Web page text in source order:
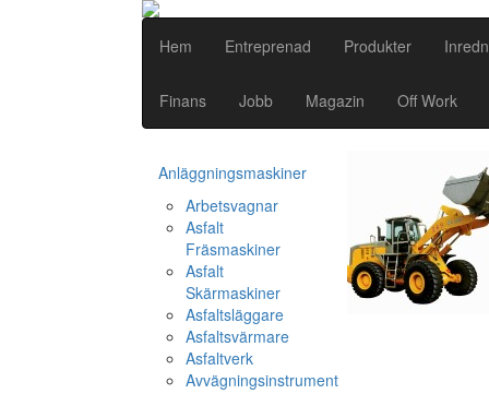
Hem Entreprenad Produkter
Finans Jobb Magazin Off Work
Anläggningsmaskiner
Arbetsvagnar
Asfalt
Fräsmaskiner
Asfalt
Skärmaskiner
Asfaltsläggare
Asfaltsvärmare
Asfaltverk
Avvägningsinstrument